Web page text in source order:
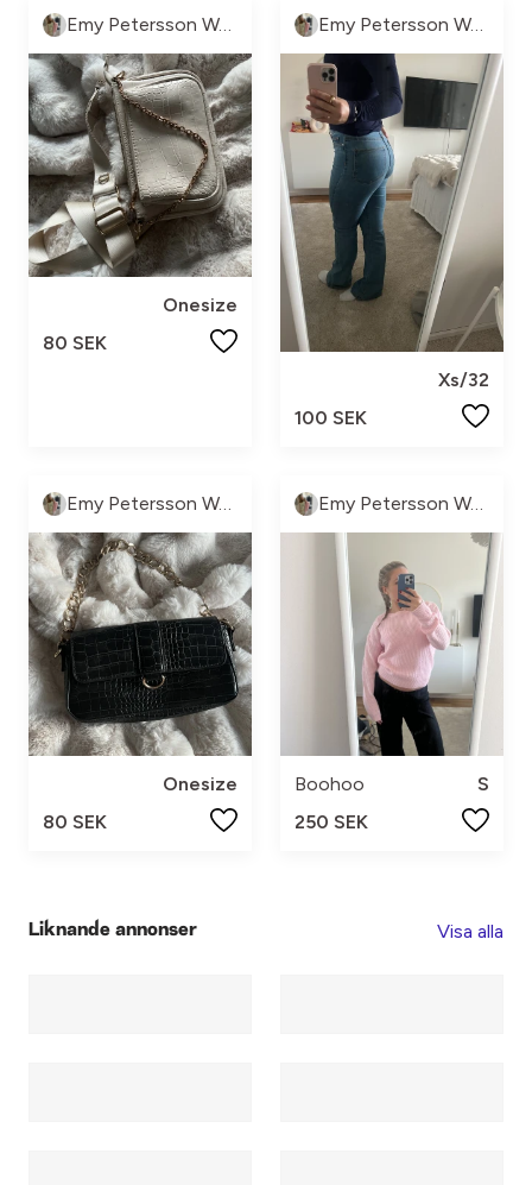
Emy Petersson Wennborg
Onesize
80 SEK
Emy Petersson Wennborg
Xs/32
100 SEK
Emy Petersson Wennborg
Onesize
80 SEK
Emy Petersson Wennborg
Boohoo
S
250 SEK
Liknande annonser Visa alla